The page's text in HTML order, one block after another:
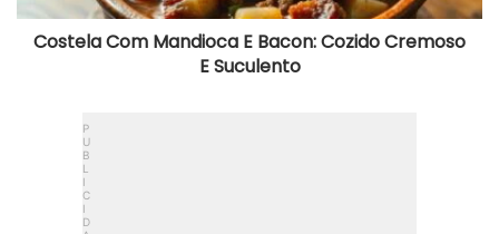
Costela Com Mandioca E Bacon: Cozido Cremoso
E Suculento